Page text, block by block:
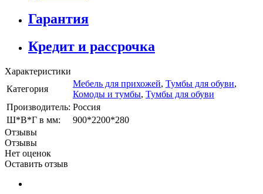
Гарантия
Кредит и рассрочка
Характеристики
Категория
Мебель для прихожей, Тумбы для обуви,
Комоды и тумбы, Тумбы для обуви
Производитель: Россия
Ш*В*Г в мм:
900*2200*280
Отзывы
Отзывы
Нет оценок
Оставить отзыв